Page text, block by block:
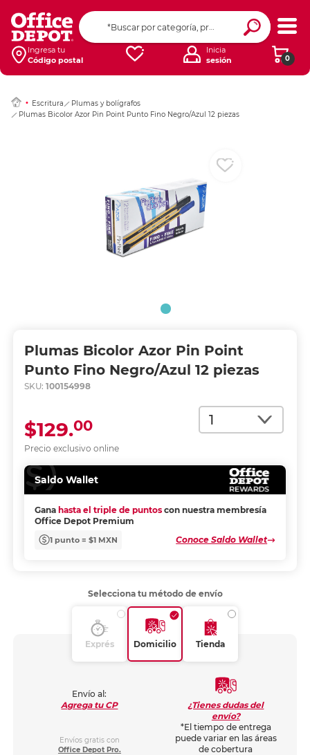
Ingresa tu
Código postal
0
Inicia
sesión
Escritura
Plumas y bolígrafos
Plumas Bicolor Azor Pin Point Punto Fino Negro/Azul 12 piezas
Plumas Bicolor Azor Pin Point
Punto Fino Negro/Azul 12 piezas
SKU: 100154998
Cantidad
Precio exclusivo online
$129.00
Saldo Wallet
Gana hasta el triple de puntos con nuestra membresía
Office Depot Premium
1 punto = $1 MXN Conoce Saldo Wallet
Ingresar Codigo
Selecciona tu método de envío
Exprés Domicilio Tienda
Envío al:
Agrega tu CP
Envíos gratis con
Office Depot Pro.
¿Tienes dudas del
envío?
*El tiempo de entrega
puede variar en las áreas
de cobertura